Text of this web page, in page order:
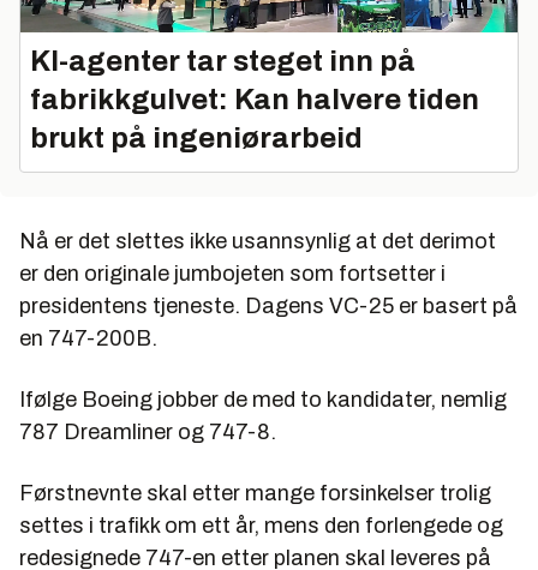
KI-agenter tar steget inn på
fabrikkgulvet: Kan halvere tiden
brukt på ingeniørarbeid
Nå er det slettes ikke usannsynlig at det derimot
er den originale jumbojeten som fortsetter i
presidentens tjeneste. Dagens VC-25 er basert på
en 747-200B.
Ifølge Boeing jobber de med to kandidater, nemlig
787 Dreamliner og 747-8.
Førstnevnte skal etter mange forsinkelser trolig
settes i trafikk om ett år, mens den forlengede og
redesignede 747-en etter planen skal leveres på